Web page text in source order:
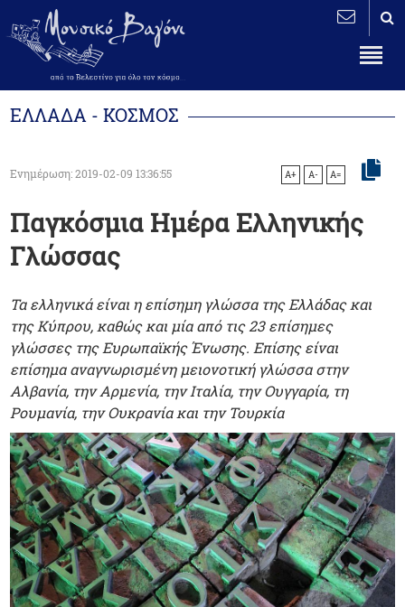
ΕΛΛΑΔΑ - ΚΟΣΜΟΣ
Ενημέρωση: 2019-02-09 13:36:55 A+ A- A=
Παγκόσμια Ημέρα Ελληνικής
Γλώσσας
Τα ελληνικά είναι η επίσημη γλώσσα της Ελλάδας και
της Κύπρου, καθώς και μία από τις 23 επίσημες
γλώσσες της Ευρωπαϊκής Ένωσης. Επίσης είναι
επίσημα αναγνωρισμένη μειονοτική γλώσσα στην
Αλβανία, την Αρμενία, την Ιταλία, την Ουγγαρία, τη
Ρουμανία, την Ουκρανία και την Τουρκία